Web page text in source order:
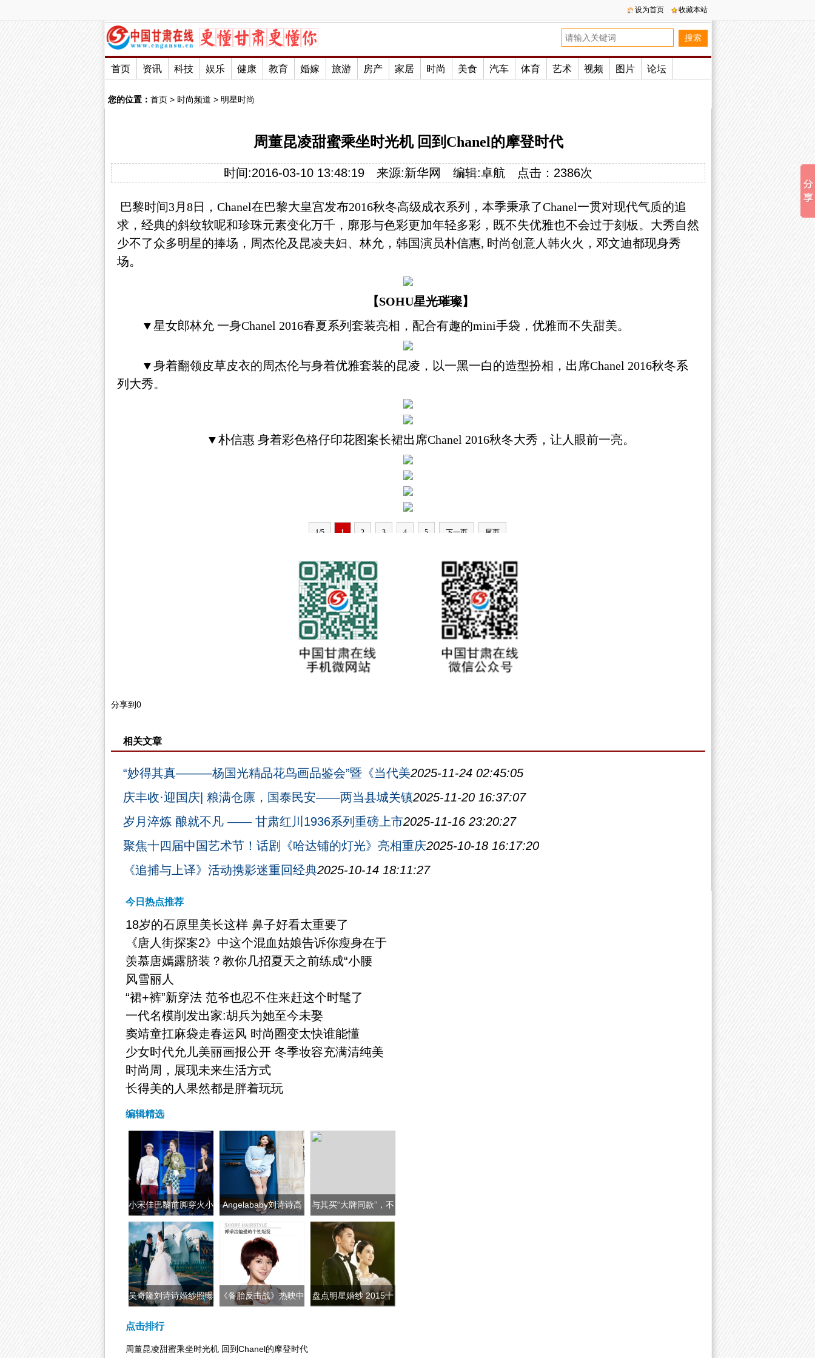
设为首页 收藏本站
首页 资讯 科技 娱乐 健康 教育 婚嫁 旅游 房产 家居 时尚 美食 汽车 体育 艺术 视频 图片 论坛
您的位置： 首页 > 时尚频道 > 明星时尚
周董昆凌甜蜜乘坐时光机 回到Chanel的摩登时代
时间:2016-03-10 13:48:19 来源:新华网 编辑:卓航 点击： 2386次
巴黎时间3月8日，Chanel在巴黎大皇宫发布2016秋冬高级成衣系列，本季秉承了Chanel一贯对现代气质的追
求，经典的斜纹软呢和珍珠元素变化万千，廓形与色彩更加年轻多彩，既不失优雅也不会过于刻板。大秀自然
少不了众多明星的捧场，周杰伦及昆凌夫妇、林允，韩国演员朴信惠, 时尚创意人韩火火，邓文迪都现身秀
场。
【SOHU星光璀璨】
▼星女郎林允 一身Chanel 2016春夏系列套装亮相，配合有趣的mini手袋，优雅而不失甜美。
▼身着翻领皮草皮衣的周杰伦与身着优雅套装的昆凌，以一黑一白的造型扮相，出席Chanel 2016秋冬系
列大秀。
▼朴信惠 身着彩色格仔印花图案长裙出席Chanel 2016秋冬大秀，让人眼前一亮。
1/5 1 2 3 4 5 下一页 尾页
分享到0
相关文章
“妙得其真———杨国光精品花鸟画品鉴会”暨《当代美2025-11-24 02:45:05
庆丰收·迎国庆| 粮满仓廪，国泰民安——两当县城关镇2025-11-20 16:37:07
岁月淬炼 酿就不凡 —— 甘肃红川1936系列重磅上市2025-11-16 23:20:27
聚焦十四届中国艺术节！话剧《哈达铺的灯光》亮相重庆2025-10-18 16:17:20
《追捕与上译》活动携影迷重回经典2025-10-14 18:11:27
今日热点推荐
18岁的石原里美长这样 鼻子好看太重要了
《唐人街探案2》中这个混血姑娘告诉你瘦身在于
羡慕唐嫣露脐装？教你几招夏天之前练成“小腰
风雪丽人
“裙+裤”新穿法 范爷也忍不住来赶这个时髦了
一代名模削发出家:胡兵为她至今未娶
窦靖童扛麻袋走春运风 时尚圈变太快谁能懂
少女时代允儿美丽画报公开 冬季妆容充满清纯美
时尚周，展现未来生活方式
长得美的人果然都是胖着玩玩
编辑精选
小宋佳巴黎前脚穿火小
白鞋, 戚薇
Angelababy刘诗诗高
圆圆 女神教你
与其买“大牌同款”，不
如先学“
吴奇隆刘诗诗婚纱照曝 《备胎反击战》热映中 盘点明星婚纱 2015十
点击排行
周董昆凌甜蜜乘坐时光机 回到Chanel的摩登时代